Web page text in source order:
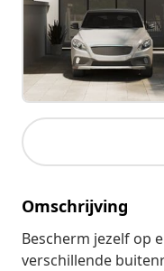
Omschrijving
Bescherm jezelf op
verschillende